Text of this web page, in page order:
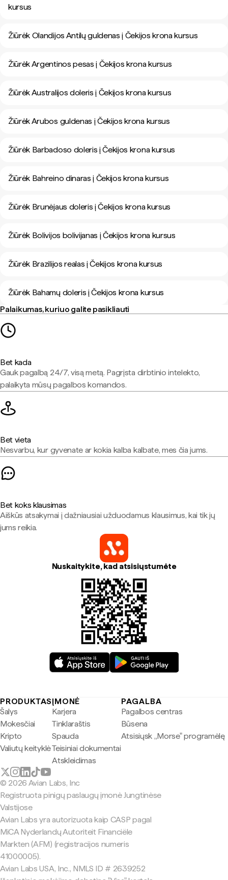
kursus
Žiūrėk Olandijos Antilų guldenas į Čekijos krona kursus
Žiūrėk Argentinos pesas į Čekijos krona kursus
Žiūrėk Australijos doleris į Čekijos krona kursus
Žiūrėk Arubos guldenas į Čekijos krona kursus
Žiūrėk Barbadoso doleris į Čekijos krona kursus
Žiūrėk Bahreino dinaras į Čekijos krona kursus
Žiūrėk Brunėjaus doleris į Čekijos krona kursus
Žiūrėk Bolivijos bolivijanas į Čekijos krona kursus
Žiūrėk Brazilijos realas į Čekijos krona kursus
Žiūrėk Bahamų doleris į Čekijos krona kursus
Palaikumas, kuriuo galite pasikliauti
Bet kada
Gauk pagalbą 24/7, visą metą. Pagrįsta dirbtinio intelekto,
palaikyta mūsų pagalbos komandos.
Bet vieta
Nesvarbu, kur gyvenate ar kokia kalba kalbate, mes čia jums.
Bet koks klausimas
Aiškūs atsakymai į dažniausiai užduodamus klausimus, kai tik jų
jums reikia.
Nuskaitykite, kad atsisiųstumėte
PRODUKTAS
Šalys
Mokesčiai
Kripto
Valiutų keityklė
ĮMONĖ
Karjera
Tinklaraštis
Spauda
Teisiniai dokumentai
Atskleidimas
PAGALBA
Pagalbos centras
Būsena
Atsisiųsk „Morse" programėlę
© 2026 Avian Labs, Inc
Registruota pinigų paslaugų įmonė Jungtinėse
Valstijose
Avian Labs yra autorizuota kaip CASP pagal
MiCA Nyderlandų Autoriteit Financiële
Markten (AFM) (registracijos numeris
41000005).
Avian Labs USA, Inc., NMLS ID # 2639252